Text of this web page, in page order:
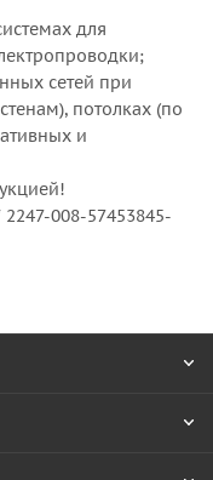
для
сетей при
потолках (по
и
2247-008-57453845-